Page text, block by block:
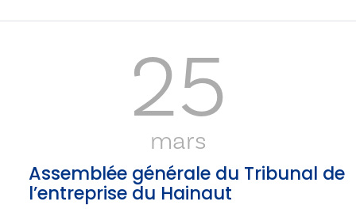
25
mars
Assemblée générale du Tribunal de
l’entreprise du Hainaut